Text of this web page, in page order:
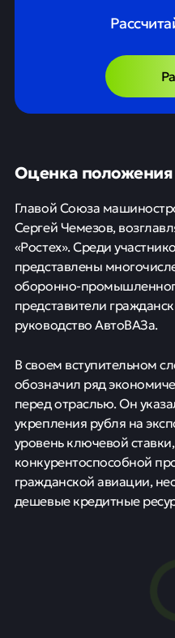
Оценка
Главой Союза
Сергей Чемезов,
«Ростех». Среди
представлены
оборонно-
представители
руководство АвтоВАЗа.
В своем вступительном
обозначил ряд
перед отраслью. Он
укрепления рубля на
уровень ключевой
конкурентоспособной
гражданской авиации,
дешевые кредитные